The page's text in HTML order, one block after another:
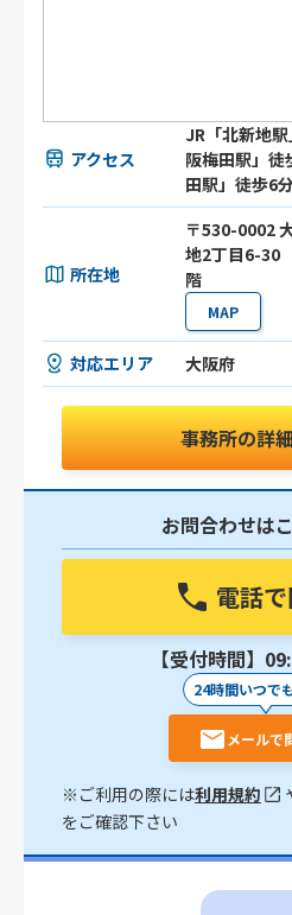
アクセス
JR「北新地
阪梅田駅」徒
田駅」徒歩6
所在地
〒530-0002
地2丁目6-30
階
MAP
対応エリア 大阪府
事務所の詳
お問合わせは
電話
【受付時間】
24時間いつで
メールで
※ご利用の際には利用規約
をご確認下さい